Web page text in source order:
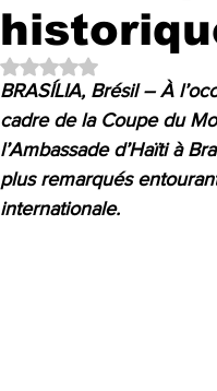
Noté NaN étoiles sur 5.
BRASÍLIA, Brésil – À
cadre de la Coupe du
l’Ambassade d’Haïti à
plus remarqués
internationale.